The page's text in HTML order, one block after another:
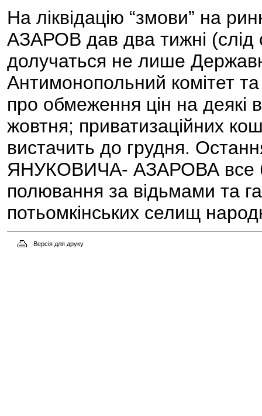
На ліквідацію “змови” на
АЗАРОВ дав два тижні (слід
долучаться не лише
Антимонопольний комітет
про обмеження цін на деякі
жовтня; приватизаційних
вистачить до грудня.
ЯНУКОВИЧА- АЗАРОВА все
полювання за відьмами та
потьомкінських селищ
Версія для друку